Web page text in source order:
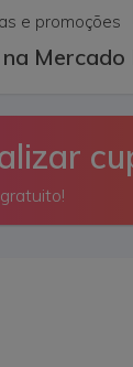
e promoções